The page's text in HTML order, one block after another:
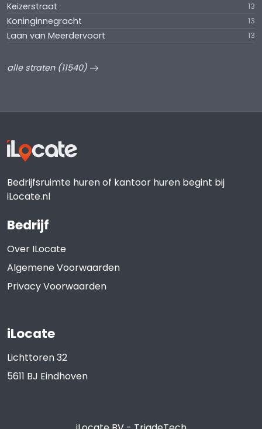
Keizerstraat 13
Koninginnegracht 13
Laan van Meerdervoort 13
alle straten (11540)
Bedrijfsruimte huren of kantoor huren begint bij
iLocate.nl
Bedrijf
Over ILocate
Algemene Voorwaarden
Privacy Voorwaarden
iLocate
Lichttoren 32
5611 BJ Eindhoven